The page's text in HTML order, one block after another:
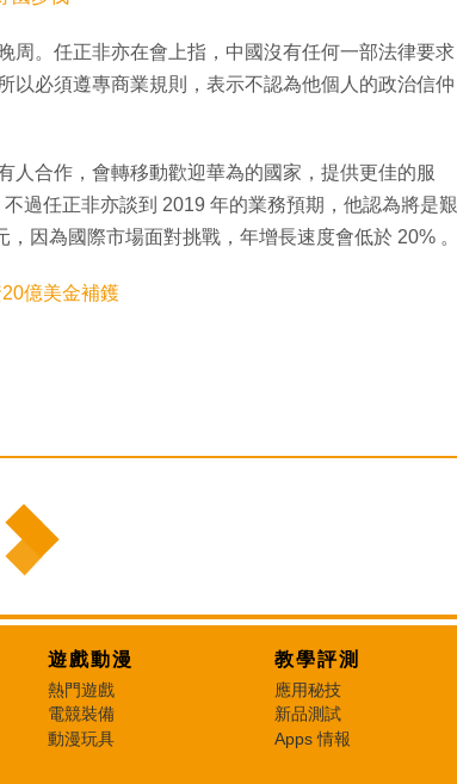
周。任正非亦在會上指，中國沒有任何一部法律要求
以必須遵專商業規則，表示不認為他個人的政治信仲
人合作，會轉移動歡迎華為的國家，提供更佳的服
過任正非亦談到 2019 年的業務預期，他認為將是艱
因為國際市場面對挑戰，年增長速度會低於 20% 。
億美金補鑊
遊戲動漫
熱門遊戲
電競裝備
動漫玩具
教學評測
應用秘技
新品測試
Apps 情報